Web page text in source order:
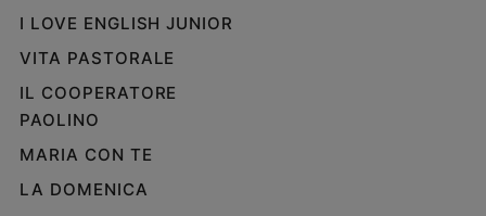
I LOVE ENGLISH JUNIOR
VITA PASTORALE
IL COOPERATORE
PAOLINO
MARIA CON TE
LA DOMENICA